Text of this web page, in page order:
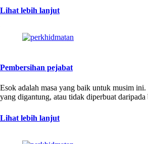
Lihat lebih lanjut
Pembersihan pejabat
Esok adalah masa yang baik untuk musim
yang digantung, atau tidak diperbuat daripada
Lihat lebih lanjut